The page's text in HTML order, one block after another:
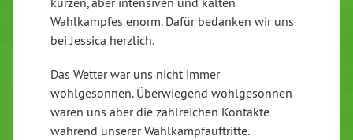
Wahlkampfes enorm. Dafür bedanken wir uns
bei Jessica herzlich.
Das Wetter war uns nicht immer
wohlgesonnen. Überwiegend wohlgesonnen
waren uns aber die zahlreichen Kontakte
während unserer Wahlkampfauftritte.